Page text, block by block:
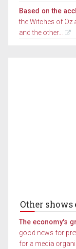
Based on the
the Witches of Oz
and the other...
Other shows
The economy's
good news for
for a media